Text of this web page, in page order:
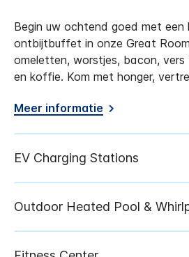
Begin uw ochtend goed met een
ontbijtbuffet in onze Great
omeletten, worstjes, bacon, vers
en koffie. Kom met honger,
Meer informatie